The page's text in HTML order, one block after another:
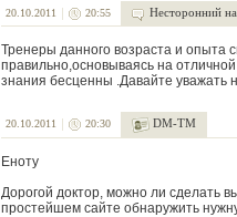
20.10.2011 20:55 Несторонний
Тренеры данного возраста и
правильно,основываясь на
знания бесценны .Давайте уважать
20.10.2011 20:30 DM-TM
Еноту
Дорогой доктор, можно ли сделать
простейшем сайте обнаружить